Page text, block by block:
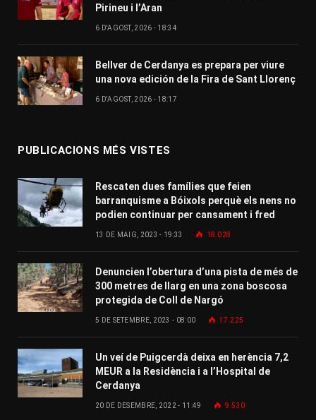
Pirineu i l’Aran
6 D'AGOST, 2026 - 18:34
Bellver de Cerdanya es prepara per viure
una nova edición de la Fira de Sant Llorenç
6 D'AGOST, 2026 - 18:17
PUBLICACIONS MÉS VISTES
Rescaten dues famílies que feien
barranquisme a Bóixols perquè els nens no
podien continuar per cansament i fred
13 DE MAIG, 2023 - 19:33 18.028
Denuncien l’obertura d’una pista de més de
300 metres de llarg en una zona boscosa
protegida de Coll de Nargó
5 DE SETEMBRE, 2023 - 08:00 17.225
Un veí de Puigcerdà deixa en herència 7,2
MEUR a la Residència i a l’Hospital de
Cerdanya
20 DE DESEMBRE, 2022 - 11:49 9.530